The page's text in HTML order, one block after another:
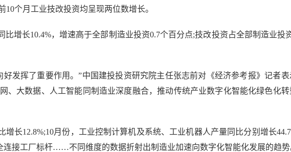
个月工业技改投资均呈现两位数增长。
长10.4%，增速高于全部制造业投资0.7个百分点;技改投资占全部制造业投
挥了重要作用。”中国建投投资研究院主任张志前对《经济参考报》记者表
、大数据、人工智能同制造业深度融合，推动传统产业数字化智能化绿色化
12.8%;10月份，工业控制计算机及系统、工业机器人产量同比分别增长
连接工厂标杆……不同维度的数据折射出制造业加速向数字化智能化发展的趋势